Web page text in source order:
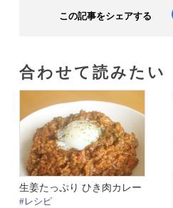
この記事をシェアする
合わせて読みたい​
生姜たっぷり ひき肉カレー
#レシピ